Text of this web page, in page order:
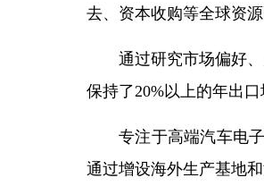
去、资本收购等全球资
通过研究市场偏好
保持了20%以上的年出
专注于高端汽车电
通过增设海外生产基地